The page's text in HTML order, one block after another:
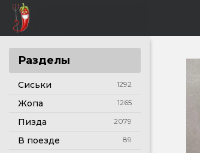
Разделы
Сиськи 1292
Жопа 1265
Пизда 2079
В поезде 89